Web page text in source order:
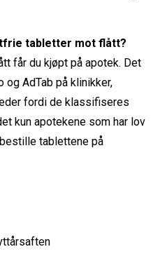
tabletter mot flått?
får du kjøpt på apotek. Det
og AdTab på klinikker,
fordi de klassifiseres
kun apotekene som har lov
tablettene på